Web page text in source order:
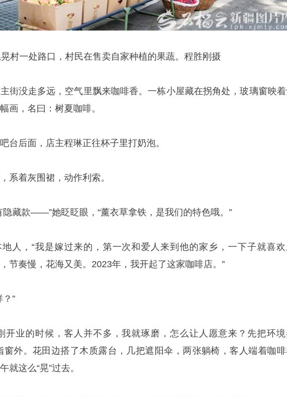
村一处路口，村民在售卖自家种植的果蔬。程胜刚摄
街没走多远，空气里飘来咖啡香。一栋小屋藏在拐角处，玻璃窗映
画，名曰：树夏咖啡。
台后面，店主程琳正往杯子里打奶泡。
系着灰围裙，动作利索。
隐藏款——”她眨眨眼，“薰衣草拿铁，是我们的特色哦。”
人，“我是嫁过来的，第一次和爱人来到他的家乡，一下子就喜
节奏慢，花海又美。2023年，我开起了这家咖啡店。”
？”
开业的时候，客人并不多，我就琢磨，怎么让人愿意来？先把环
窗外。花田边搭了木质露台，几把遮阳伞，两张躺椅，客人端着咖
就这么“晃”过去。